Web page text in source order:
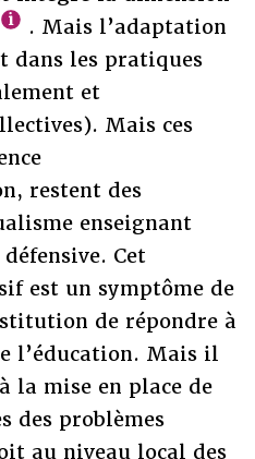
. Mais l’adaptation
dans les pratiques
et
Mais ces
restent des
enseignant
Cet
est un symptôme de
de répondre à
l’éducation. Mais il
la mise en place de
des problèmes
au niveau local des